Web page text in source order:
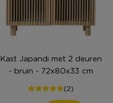
Kast Japandi met 2 deuren
- bruin - 72x80x33 cm
(2)